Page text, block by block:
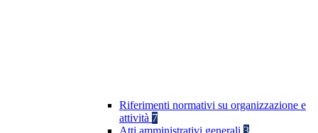
Riferimenti normativi su organizzazione e
attività 7